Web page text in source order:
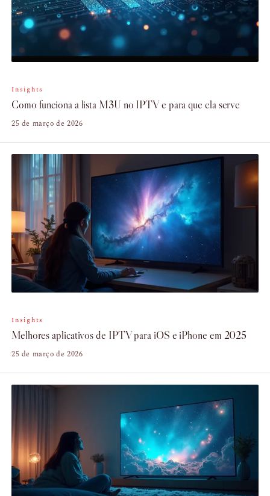
Insights
Como funciona a lista M3U no IPTV e para que ela serve
25 de março de 2026
Insights
Melhores aplicativos de IPTV para iOS e iPhone em 2025
25 de março de 2026